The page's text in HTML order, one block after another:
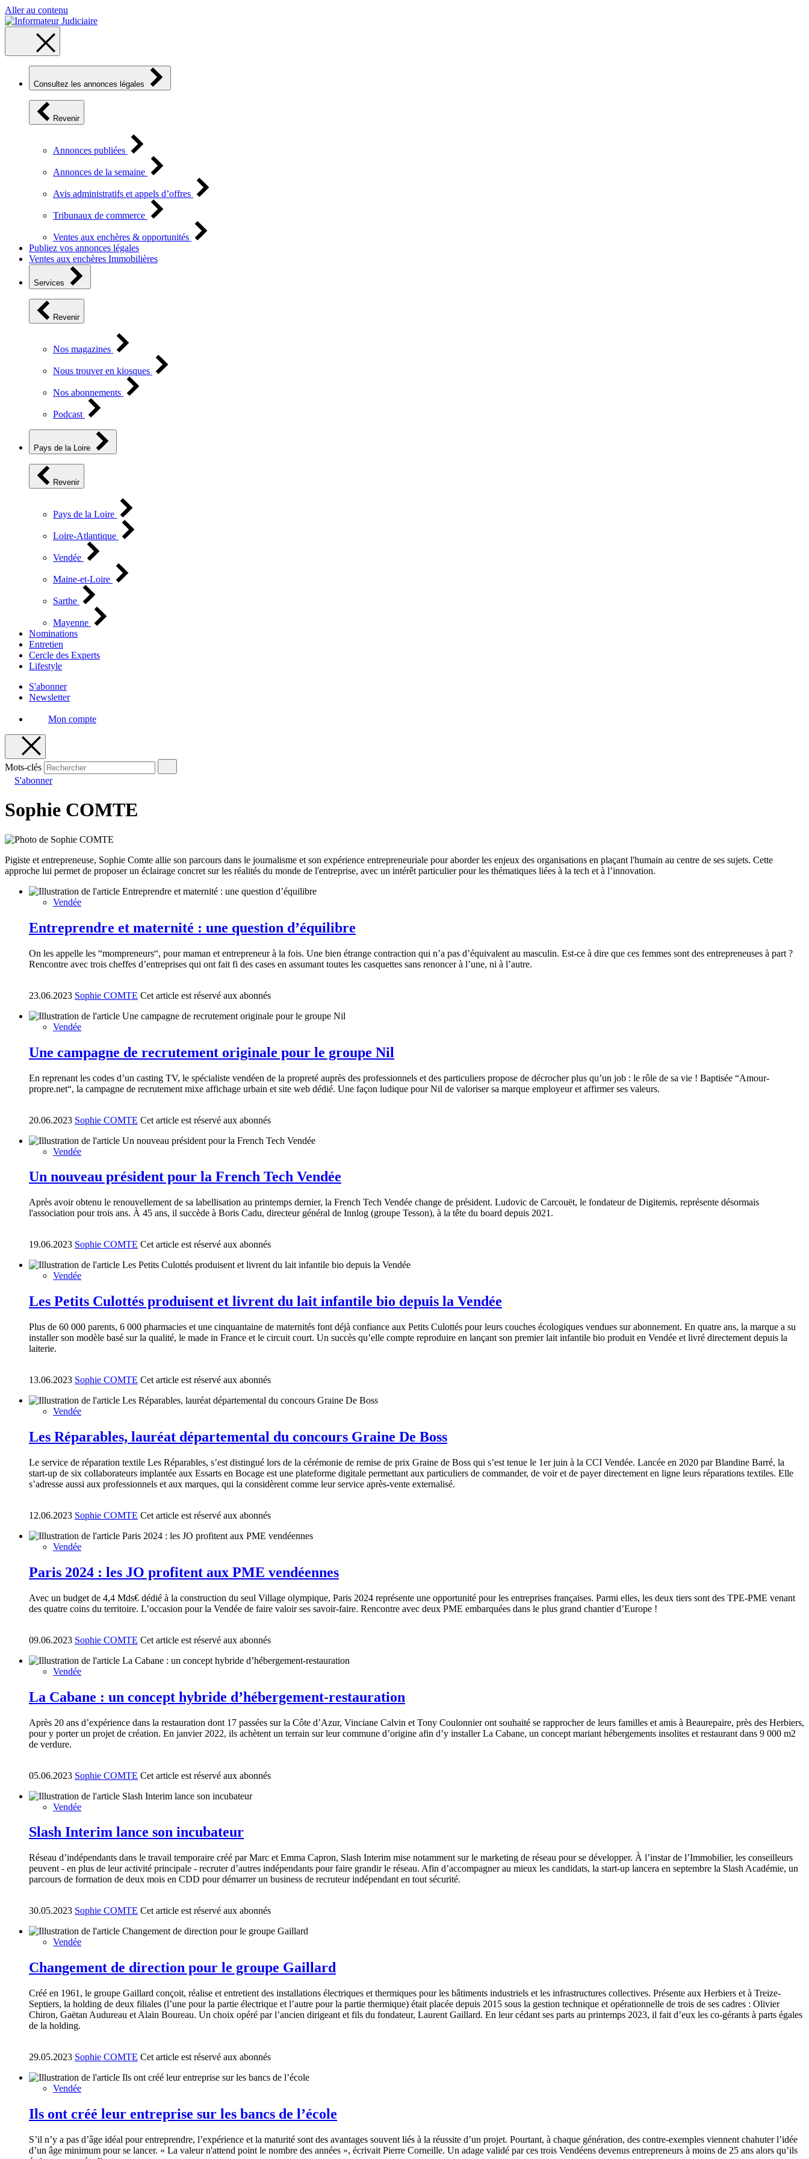
Aller au contenu
Consultez les annonces légales
Revenir
Annonces publiées
Annonces de la semaine
Avis administratifs et appels d’offres
Tribunaux de commerce
Ventes aux enchères & opportunités
Publiez vos annonces légales
Ventes aux enchères Immobilières
Services
Revenir
Nos magazines
Nous trouver en kiosques
Nos abonnements
Podcast
Pays de la Loire
Revenir
Pays de la Loire
Loire-Atlantique
Vendée
Maine-et-Loire
Sarthe
Mayenne
Nominations
Entretien
Cercle des Experts
Lifestyle
S'abonner
Newsletter
Mon compte
Mots-clés
S'abonner
Sophie COMTE
Pigiste et entrepreneuse, Sophie Comte allie son parcours dans le journalisme et son expérience entrepreneuriale pour aborder les enjeux des organisations en plaçant l'humain au centre de ses sujets. Cette
approche lui permet de proposer un éclairage concret sur les réalités du monde de l'entreprise, avec un intérêt particulier pour les thématiques liées à la tech et à l’innovation.
Vendée
Entreprendre et maternité : une question d’équilibre
On les appelle les “mompreneurs“, pour maman et entrepreneur à la fois. Une bien étrange contraction qui n’a pas d’équivalent au masculin. Est-ce à dire que ces femmes sont des entrepreneuses à part ?
Rencontre avec trois cheffes d’entreprises qui ont fait fi des cases en assumant toutes les casquettes sans renoncer à l’une, ni à l’autre.
23.06.2023 Sophie COMTE Cet article est réservé aux abonnés
Vendée
Une campagne de recrutement originale pour le groupe Nil
En reprenant les codes d’un casting TV, le spécialiste vendéen de la propreté auprès des professionnels et des particuliers propose de décrocher plus qu’un job : le rôle de sa vie ! Baptisée “Amour-
propre.net“, la campagne de recrutement mixe affichage urbain et site web dédié. Une façon ludique pour Nil de valoriser sa marque employeur et affirmer ses valeurs.
20.06.2023 Sophie COMTE Cet article est réservé aux abonnés
Vendée
Un nouveau président pour la French Tech Vendée
Après avoir obtenu le renouvellement de sa labellisation au printemps dernier, la French Tech Vendée change de président. Ludovic de Carcouët, le fondateur de Digitemis, représente désormais
l'association pour trois ans. À 45 ans, il succède à Boris Cadu, directeur général de Innlog (groupe Tesson), à la tête du board depuis 2021.
19.06.2023 Sophie COMTE Cet article est réservé aux abonnés
Vendée
Les Petits Culottés produisent et livrent du lait infantile bio depuis la Vendée
Plus de 60 000 parents, 6 000 pharmacies et une cinquantaine de maternités font déjà confiance aux Petits Culottés pour leurs couches écologiques vendues sur abonnement. En quatre ans, la marque a su
installer son modèle basé sur la qualité, le made in France et le circuit court. Un succès qu’elle compte reproduire en lançant son premier lait infantile bio produit en Vendée et livré directement depuis la
laiterie.
13.06.2023 Sophie COMTE Cet article est réservé aux abonnés
Vendée
Les Réparables, lauréat départemental du concours Graine De Boss
Le service de réparation textile Les Réparables, s’est distingué lors de la cérémonie de remise de prix Graine de Boss qui s’est tenue le 1er juin à la CCI Vendée. Lancée en 2020 par Blandine Barré, la
start-up de six collaborateurs implantée aux Essarts en Bocage est une plateforme digitale permettant aux particuliers de commander, de voir et de payer directement en ligne leurs réparations textiles. Elle
s’adresse aussi aux professionnels et aux marques, qui la considèrent comme leur service après-vente externalisé.
12.06.2023 Sophie COMTE Cet article est réservé aux abonnés
Vendée
Paris 2024 : les JO profitent aux PME vendéennes
Avec un budget de 4,4 Mds€ dédié à la construction du seul Village olympique, Paris 2024 représente une opportunité pour les entreprises françaises. Parmi elles, les deux tiers sont des TPE-PME venant
des quatre coins du territoire. L’occasion pour la Vendée de faire valoir ses savoir-faire. Rencontre avec deux PME embarquées dans le plus grand chantier d’Europe !
09.06.2023 Sophie COMTE Cet article est réservé aux abonnés
Vendée
La Cabane : un concept hybride d’hébergement-restauration
Après 20 ans d’expérience dans la restauration dont 17 passées sur la Côte d’Azur, Vinciane Calvin et Tony Coulonnier ont souhaité se rapprocher de leurs familles et amis à Beaurepaire, près des Herbiers,
pour y porter un projet de création. En janvier 2022, ils achètent un terrain sur leur commune d’origine afin d’y installer La Cabane, un concept mariant hébergements insolites et restaurant dans 9 000 m2
de verdure.
05.06.2023 Sophie COMTE Cet article est réservé aux abonnés
Vendée
Slash Interim lance son incubateur
Réseau d’indépendants dans le travail temporaire créé par Marc et Emma Capron, Slash Interim mise notamment sur le marketing de réseau pour se développer. À l’instar de l’Immobilier, les conseilleurs
peuvent - en plus de leur activité principale - recruter d’autres indépendants pour faire grandir le réseau. Afin d’accompagner au mieux les candidats, la start-up lancera en septembre la Slash Académie, un
parcours de formation de deux mois en CDD pour démarrer un business de recruteur indépendant en tout sécurité.
30.05.2023 Sophie COMTE Cet article est réservé aux abonnés
Vendée
Changement de direction pour le groupe Gaillard
Créé en 1961, le groupe Gaillard conçoit, réalise et entretient des installations électriques et thermiques pour les bâtiments industriels et les infrastructures collectives. Présente aux Herbiers et à Treize-
Septiers, la holding de deux filiales (l’une pour la partie électrique et l’autre pour la partie thermique) était placée depuis 2015 sous la gestion technique et opérationnelle de trois de ses cadres : Olivier
Chiron, Gaëtan Audureau et Alain Boureau. Un choix opéré par l’ancien dirigeant et fils du fondateur, Laurent Gaillard. En leur cédant ses parts au printemps 2023, il fait d’eux les co-gérants à parts égales
de la holding.
29.05.2023 Sophie COMTE Cet article est réservé aux abonnés
Vendée
Ils ont créé leur entreprise sur les bancs de l’école
S’il n’y a pas d’âge idéal pour entreprendre, l’expérience et la maturité sont des avantages souvent liés à la réussite d’un projet. Pourtant, à chaque génération, des contre-exemples viennent chahuter l’idée
d’un âge minimum pour se lancer. « La valeur n'attend point le nombre des années », écrivait Pierre Corneille. Un adage validé par ces trois Vendéens devenus entrepreneurs à moins de 25 ans alors qu’ils